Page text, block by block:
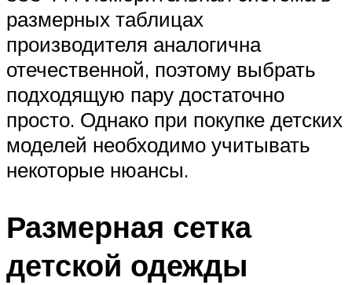
размерных таблицах
производителя аналогична
отечественной, поэтому выбрать
подходящую пару достаточно
просто. Однако при покупке детских
моделей необходимо учитывать
некоторые нюансы.
Размерная сетка
детской одежды